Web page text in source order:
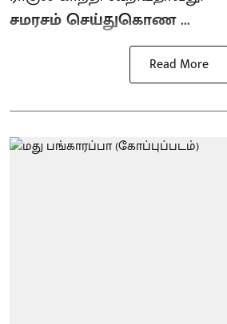
சமரசம் செய்துகொண ...
Read More